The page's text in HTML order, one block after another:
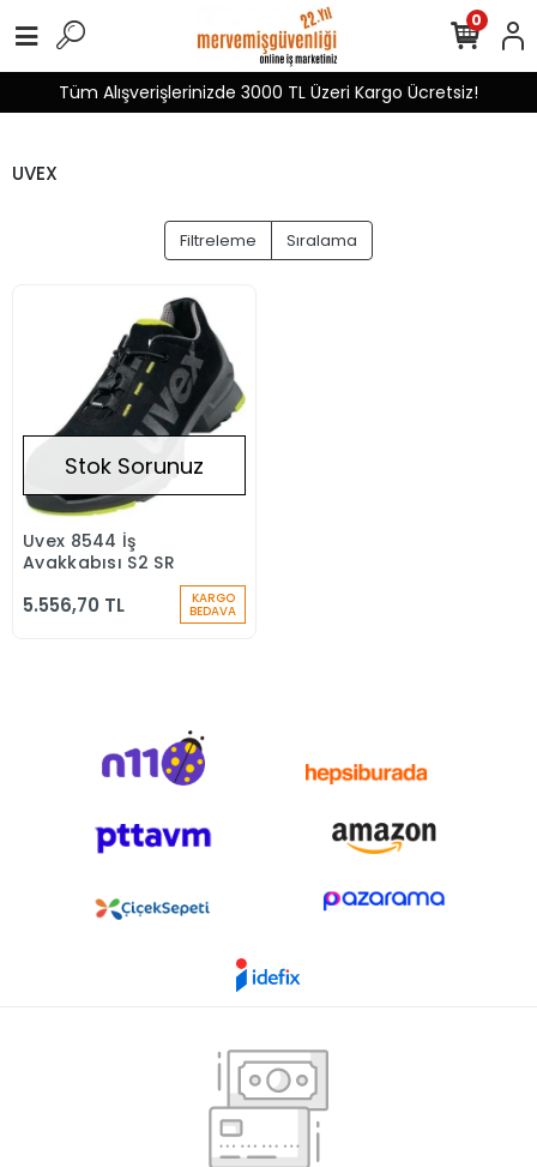
Tüm Alışverişlerinizde 3000 TL Üzeri Kargo Ücretsiz!
0
UVEX
Filtreleme Sıralama
Stokta Yok
Stok Sorunuz
Uvex 8544 İş
Ayakkabısı S2 SR
5.556,70 TL KARGO
BEDAVA